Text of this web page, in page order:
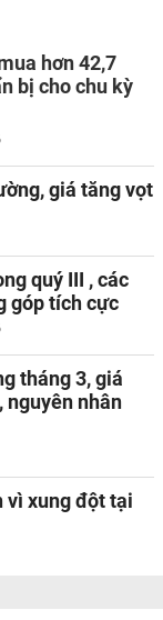
hơn 42,7
bị cho chu kỳ
giá tăng vọt
quý III , các
góp tích cực
tháng 3, giá
nguyên nhân
vì xung đột tại